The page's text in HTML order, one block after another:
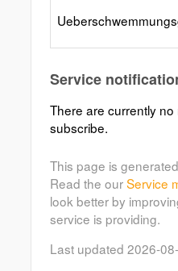
Service
There are currently
subscribe.
This page is
Read the ourService
look better by
service is providing.
Last updated 2026-